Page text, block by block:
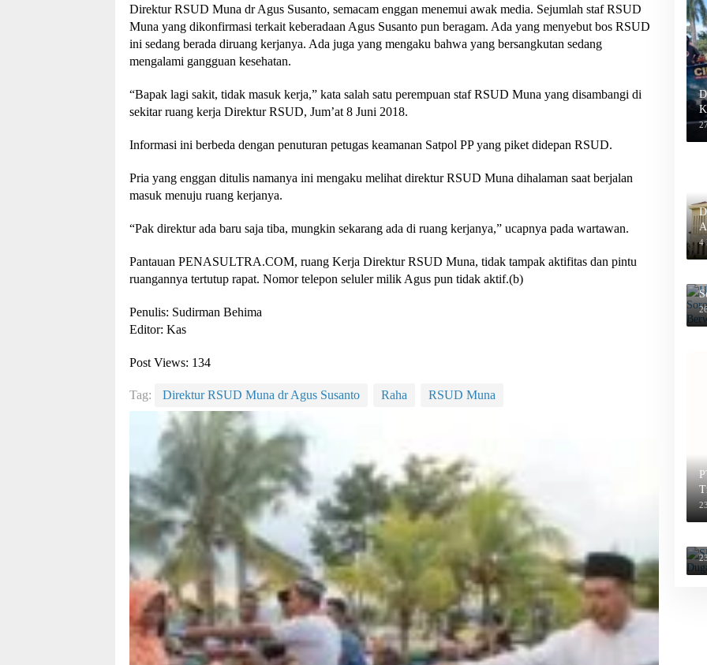
Direktur RSUD Muna dr Agus Susanto, semacam enggan menemui awak media. Sejumlah staf RSUD
Muna yang dikonfirmasi terkait keberadaan Agus Susanto pun beragam. Ada yang menyebut bos RSUD
ini sedang berada diruang kerjanya. Ada juga yang mengaku bahwa yang bersangkutan sedang
mengalami gangguan kesehatan.
“Bapak lagi sakit, tidak masuk kerja,” kata salah satu perempuan staf RSUD Muna yang disambangi di
sekitar ruang kerja Direktur RSUD, Jum’at 8 Juni 2018.
Informasi ini berbeda dengan penuturan petugas keamanan Satpol PP yang piket didepan RSUD.
Pria yang enggan ditulis namanya ini mengaku melihat direktur RSUD Muna dihalaman saat berjalan
masuk menuju ruang kerjanya.
“Pak direktur ada baru saja tiba, mungkin sekarang ada di ruang kerjanya,” ucapnya pada wartawan.
Pantauan PENASULTRA.COM, ruang Kerja Direktur RSUD Muna, tidak tampak aktifitas dan pintu
ruangannya tertutup rapat. Nomor telepon seluler milik Agus pun tidak aktif.(b)
Penulis: Sudirman Behima
Editor: Kas
Post Views: 134
Tag: Direktur RSUD Muna dr Agus Susanto Raha RSUD Muna
4